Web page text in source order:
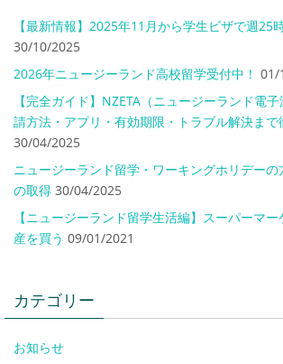
【最新情報】2025年11月から学生ビザで週25
30/10/2025
2026年ニュージーランド高校留学受付中！ 01/
【完全ガイド】NZETA（ニュージーランド電
請方法・アプリ・有効期限・トラブル解決まで
30/04/2025
ニュージーランド留学・ワーキングホリデー
の取得 30/04/2025
【ニュージーランド留学生活編】スーパーマ
産を買う 09/01/2021
カテゴリー
お知らせ